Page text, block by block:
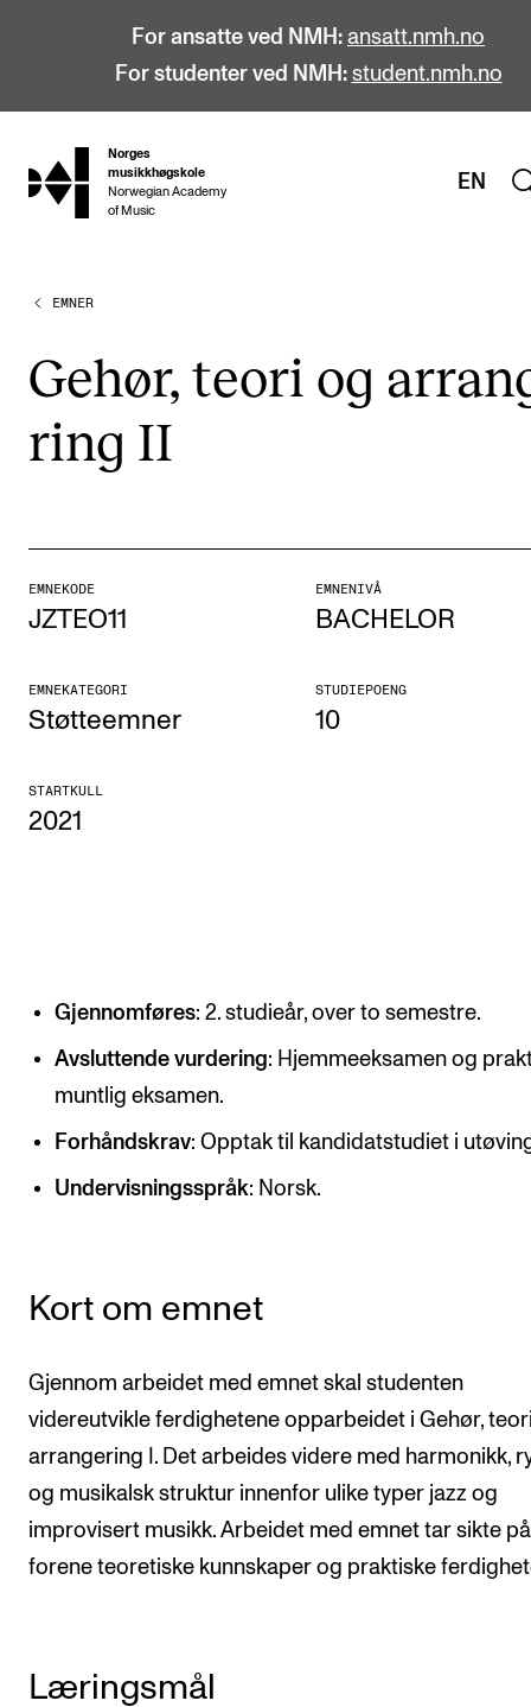
For ansatte ved NMH: ansatt.nmh.no
For studenter ved NMH: student.nmh.no
hjem
Norges
musikkhøgskole
Norwegian Academy
of Music
EN
STUDIER
Bachelor
Master
Talentutvikling
STUDENTLIV
Fagmiljøer
INTERNASJONALT
Internasjonal strategi
Samarbeidsprosjekter
Nettverk
IN.TUNE
Nyheter og historier
EMNER
Gehør, teori og
ring II
EMNEKODE
JZTEO11
EMNENIVÅ
BACHELOR
EMNEKATEGORI
Støtteemner
STUDIEPOENG
10
STARTKULL
2021
Gjennomføres: 2. studieår, over to semestre.
Avsluttende vurdering: Hjemmeeksamen og
muntlig eksamen.
Forhåndskrav: Opptak til kandidatstudiet i
Undervisningsspråk: Norsk.
Kort om emnet
Gjennom arbeidet med emnet skal studenten
videreutvikle ferdighetene opparbeidet i Gehør,
arrangering I. Det arbeides videre med harmonikk,
og musikalsk struktur innenfor ulike typer jazz og
improvisert musikk. Arbeidet med emnet tar sikte
forene teoretiske kunnskaper og praktiske
Læringsmål